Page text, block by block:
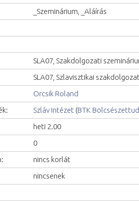
_Szeminárium, _Aláírás
SLA07, Szakdolgozati
SLA07, Szlavisztikai
Orcsik Roland
Szláv Intézet (BTK
heti 2.00
0
nincs korlát
nincsenek